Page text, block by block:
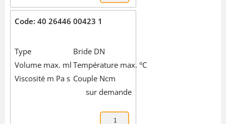
Code: 40 26446 00423 1
Type
Bride DN
Volume max. ml Température max. °C
Viscosité m Pa s Couple Ncm
sur demande